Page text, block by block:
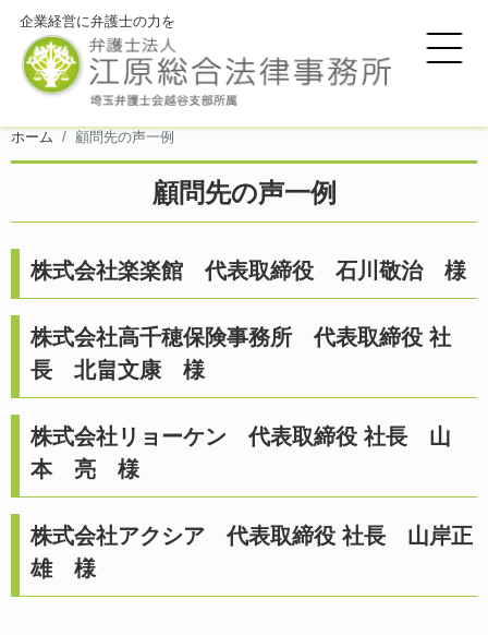
企業経営に弁護士の力を
ホーム 顧問先の声一例
顧問先の声一例
株式会社楽楽館 代表取締役 石川敬治 様
株式会社高千穂保険事務所 代表取締役 社
長 北畠文康 様
株式会社リョーケン 代表取締役 社長 山
本 亮 様
株式会社アクシア 代表取締役 社長 山岸正
雄 様